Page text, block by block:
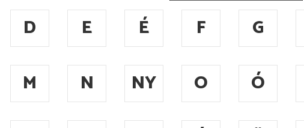
D E É F G
M N NY O Ó